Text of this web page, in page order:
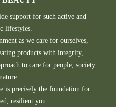
support for such active and
lifestyles.
as we care for ourselves,
products with integrity,
to care for people, society
is precisely the foundation for
resilient you.